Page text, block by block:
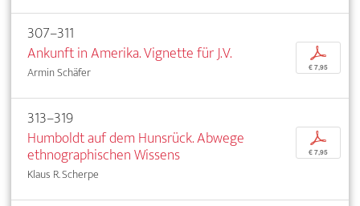
307–311
Ankunft in Amerika. Vignette für J.V.
Armin Schäfer
p
€ 7,95
313–319
Humboldt auf dem Hunsrück. Abwege
ethnographischen Wissens
Klaus R. Scherpe
p
€ 7,95